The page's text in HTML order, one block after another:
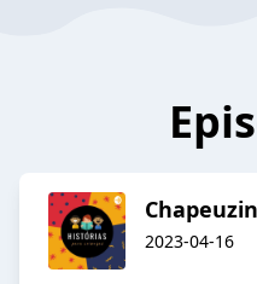
2023-04-16